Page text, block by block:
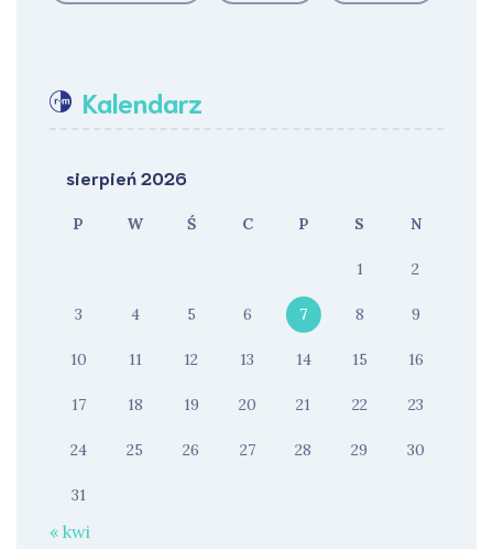
Kalendarz
sierpień 2026
P W Ś C P S N
1 2
3 4 5 6 7 8 9
10 11 12 13 14 15 16
17 18 19 20 21 22 23
24 25 26 27 28 29 30
31
« kwi